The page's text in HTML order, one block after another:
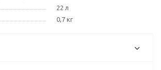
22 л
0,7 кг